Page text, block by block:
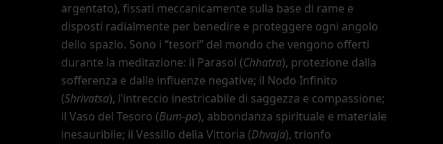
argentato), fissati meccanicamente sulla base di rame e
disposti radialmente per benedire e proteggere ogni angolo
dello spazio. Sono i “tesori” del mondo che vengono offerti
durante la meditazione: il Parasol (Chhatra), protezione dalla
sofferenza e dalle influenze negative; il Nodo Infinito
(Shrivatsa), l’intreccio inestricabile di saggezza e compassione;
il Vaso del Tesoro (Bum-pa), abbondanza spirituale e materiale
inesauribile; il Vessillo della Vittoria (Dhvaja), trionfo